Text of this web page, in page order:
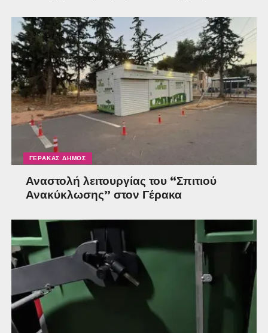
ΓΈΡΑΚΑΣ ΔΉΜΟΣ
Αναστολή λειτουργίας του “Σπιτιού
Ανακύκλωσης” στον Γέρακα